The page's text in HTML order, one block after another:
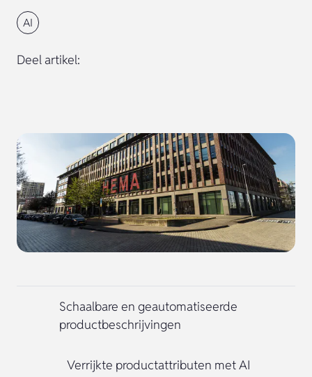
AI
Deel artikel:
Schaalbare en geautomatiseerde
productbeschrijvingen
Verrijkte productattributen met AI